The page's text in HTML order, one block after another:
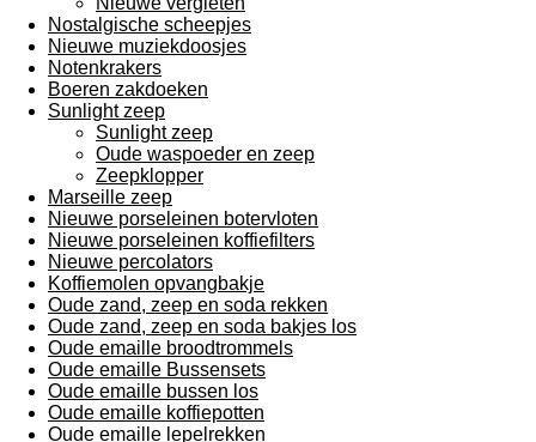
Nostalgische scheepjes
Nieuwe muziekdoosjes
Notenkrakers
Boeren zakdoeken
Sunlight zeep
Sunlight zeep
Oude waspoeder en zeep
Zeepklopper
Marseille zeep
Nieuwe porseleinen botervloten
Nieuwe porseleinen koffiefilters
Nieuwe percolators
Koffiemolen opvangbakje
Oude zand, zeep en soda rekken
Oude zand, zeep en soda bakjes los
Oude emaille broodtrommels
Oude emaille Bussensets
Oude emaille bussen los
Oude emaille koffiepotten
Oude emaille lepelrekken